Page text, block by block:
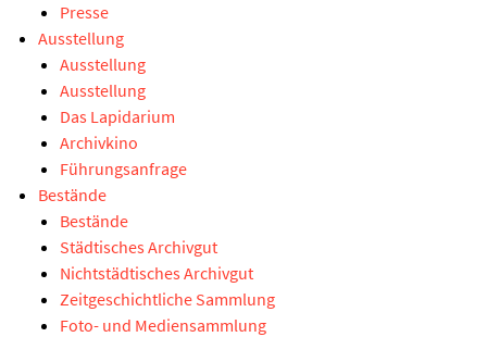
Presse
Ausstellung
Ausstellung
Ausstellung
Das Lapidarium
Archivkino
Führungsanfrage
Bestände
Bestände
Städtisches Archivgut
Nichtstädtisches Archivgut
Zeitgeschichtliche Sammlung
Foto- und Mediensammlung